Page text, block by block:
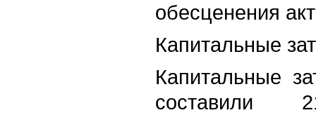
обесценения
Капитальные
Капитальные